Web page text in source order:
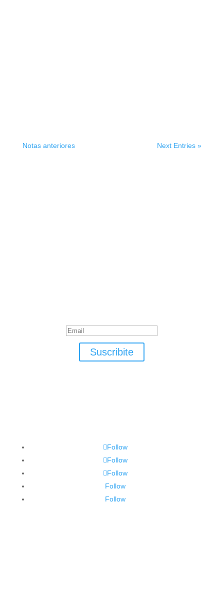
Notas anteriores Next Entries »
Suscribite
Follow
Follow
Follow
Follow
Follow